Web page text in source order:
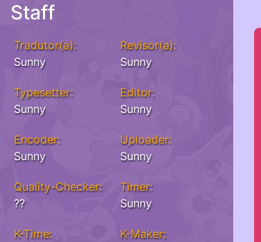
Staff
Tradutor(a):
Sunny
Revisor(a):
Sunny
Typesetter:
Sunny
Editor:
Sunny
Encoder:
Sunny
Uploader:
Sunny
Quality-Checker:
??
Timer:
Sunny
K-Time:
K-Maker: